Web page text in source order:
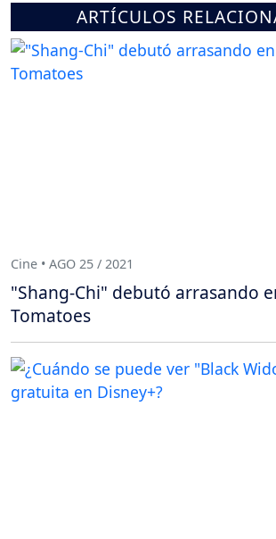
ARTÍCULOS
Cine • AGO 25 / 2021
"Shang-Chi" debutó arrasando
Tomatoes